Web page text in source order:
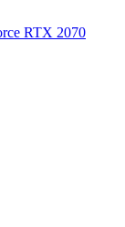
RTX 2070